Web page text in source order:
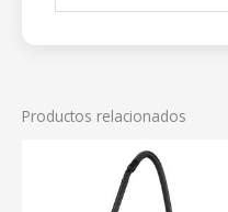
Productos relacionados